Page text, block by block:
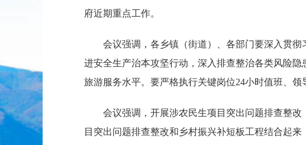
府近期重点工作。
会议强调，各乡镇（街道）、各部门要深入贯
进安全生产治本攻坚行动，深入排查整治各类风险
旅游服务水平。要严格执行关键岗位24小时值班、
会议强调，开展涉农民生项目突出问题排查整
目突出问题排查整改和乡村振兴补短板工程结合起